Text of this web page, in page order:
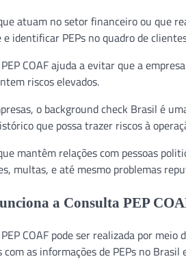
atuam no setor financeiro ou que
e identificar PEPs no quadro de
COAF ajuda a evitar que a
riscos elevados.
o background check Brasil é
que possa trazer riscos à
mantêm relações com pessoas
multas, e até mesmo problemas
a Consulta PEP
COAF pode ser realizada por
com as informações de PEPs no